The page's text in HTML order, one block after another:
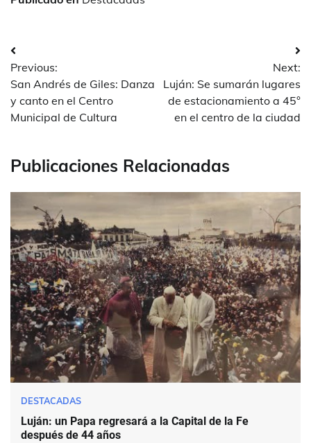
Navegación
de
entradas
Previous:
San Andrés de Giles: Danza
y canto en el Centro
Municipal de Cultura
Next:
Luján: Se sumarán lugares
de estacionamiento a 45°
en el centro de la ciudad
Publicaciones Relacionadas
DESTACADAS
Luján: un Papa regresará a la Capital de la Fe
después de 44 años